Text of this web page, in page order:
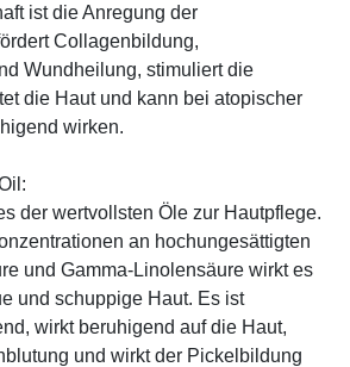
ist die Anregung der
Collagenbildung,
Wundheilung, stimuliert die
die Haut und kann bei atopischer
wirken.
der wertvollsten Öle zur Hautpflege.
an hochungesättigten
und Gamma-Linolensäure wirkt es
und schuppige Haut. Es ist
wirkt beruhigend auf die Haut,
und wirkt der Pickelbildung